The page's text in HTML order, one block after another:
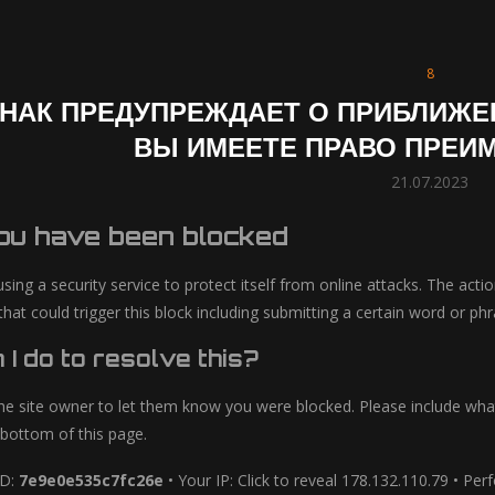
8
ПРЕДУПРЕЖДАЕТ О
ВЫ ИМЕЕТЕ ПРАВО
21.07.2023
have been blocked
a security service to protect itself from online attacks. The
could trigger this block including submitting a certain word or
I do to resolve this?
site owner to let them know you were blocked. Please include
of this page.
7e9e0e535c7fc26e • Your IP: Click to reveal 178.132.110.79 •